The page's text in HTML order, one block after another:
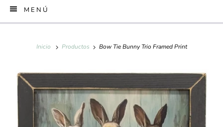
MENÚ
Inicio Productos Bow Tie Bunny Trio Framed Print